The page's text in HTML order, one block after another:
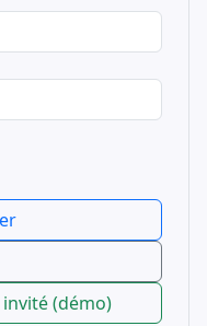
(démo)